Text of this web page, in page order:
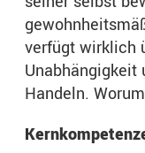
verfügt wirklich
Unabhängigkeit
Handeln.